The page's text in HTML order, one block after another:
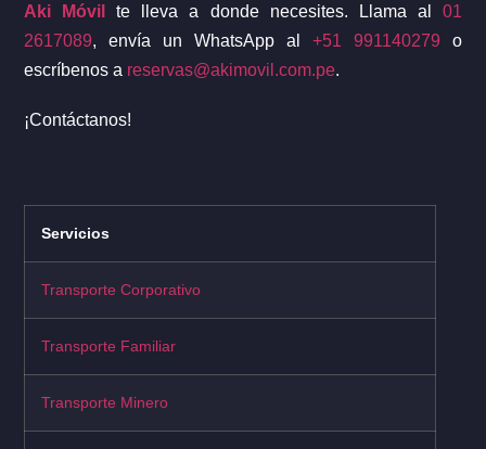
Aki Móvil te lleva a donde necesites. Llama al 01
2617089, envía un WhatsApp al +51 991140279 o
escríbenos a reservas@akimovil.com.pe.
¡Contáctanos!
Servicios
Transporte Corporativo
Transporte Familiar
Transporte Minero